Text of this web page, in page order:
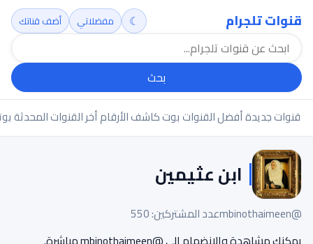
قنوات تلجرام
بحث
☾ مفضلاتي أضف قناتك
قنوات جديدةأفضل القنواتبوت كاشف الأرقامأخر القنوات المحدثة
ابن عثيمين
@mbinothaimeen
عدد المشتركين: 550